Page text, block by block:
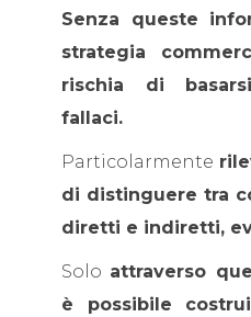
Senza queste
strategia
rischia di
fallaci.
Particolarmente
di distinguere tra
diretti e indiretti,
Solo attraverso
è possibile